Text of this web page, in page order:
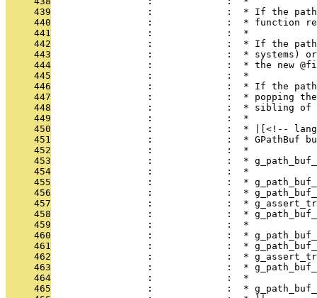
     439
:             :  * If the
     440
:             :  * function
     441
                 :             :  *
     442
:             :  * If the
     443
:             :  * systems)
     444
:             :  * the new
     445
                 :             :  *
     446
:             :  * If the
     447
:             :  * popping
     448
:             :  * sibling of
     449
                 :             :  *
     450
:             :  * |[<!--
     451
:             :  * GPathBuf
     452
                 :             :  *
     453
:             :  *
     454
                 :             :  *
     455
:             :  *
     456
:             :  *
     457
:             :  *
     458
:             :  *
     459
                 :             :  *
     460
:             :  *
     461
:             :  *
     462
:             :  *
     463
:             :  *
     464
                 :             :  *
     465
:             :  *